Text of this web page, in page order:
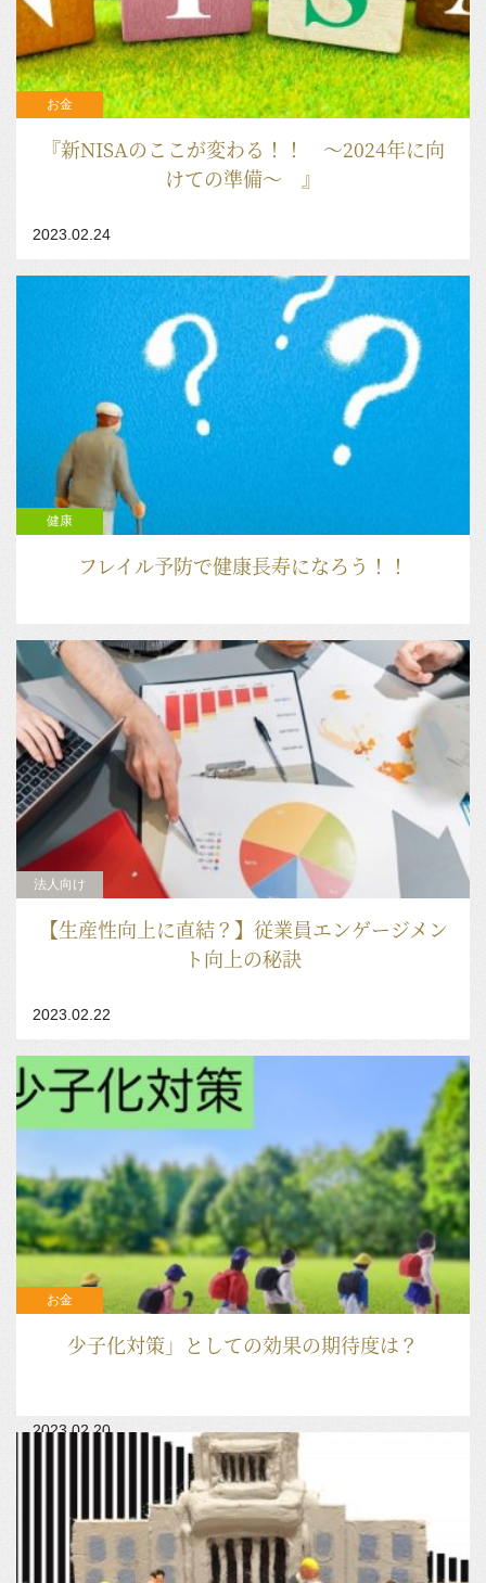
『新NISAのここが変わる！！ ～2024年に向
けての準備～ 』
お金
2023.02.24
フレイル予防で健康長寿になろう！！
健康
2023.02.22
【生産性向上に直結？】従業員エンゲージメン
ト向上の秘訣
法人向け
2023.02.22
少子化対策」としての効果の期待度は？
お金
2023.02.20